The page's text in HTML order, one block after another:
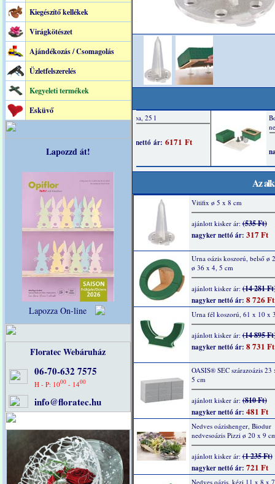
Kiegészítő kellékek
Virágkötészet
Ajándékozás / Csomagolás
Üzletfelszerelés
Kegyeleti termékek
Esküvő
Lapozzd át!
Lapozza On-line
Floratec Webáruház
06-70-632 7575
H - P: 1000 - 1400
info@floratec.hu
Az
Vitifix ø 5 x 8 cm
ajánlott kisker ár:(535 Ft)
nagyker nettó ár: 317 Ft
Urna oázis koszorú, belső ø
ø 36 x 4, 5 cm
ajánlott kisker ár:(14 281
nagyker nettó ár: 8 726 Ft
Urna fél koszorú, 61 x 10 x
ajánlott kisker ár:(14 895
nagyker nettó ár: 8 731 Ft
OASIS® SEC szárazoázis
5 cm
ajánlott kisker ár:(810 Ft)
nagyker nettó ár: 481 Ft
Nedves oázishenger, Biodur
nedvesoázis Pizzi ø 20 x 9
ajánlott kisker ár:(1 235 Ft)
nagyker nettó ár: 721 Ft
Nedves oázis, kézi 11 x 8 x